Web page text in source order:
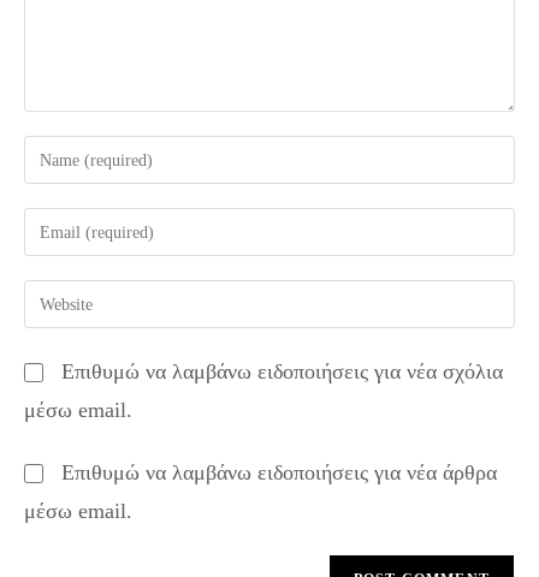
Enter
your
name
comment
Enter
your
email
address
comment
Enter
your
URL
(optional)
Επιθυμώ να λαμβάνω ειδοποιήσεις για νέα σχόλια
μέσω email.
Επιθυμώ να λαμβάνω ειδοποιήσεις για νέα άρθρα
μέσω email.